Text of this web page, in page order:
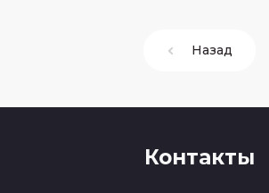
Назад
Контакты